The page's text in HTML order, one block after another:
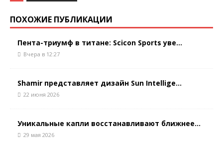
ПОХОЖИЕ ПУБЛИКАЦИИ
Пента-триумф в титане: Scicon Sports уве...
Вчера в 12:27
Shamir представляет дизайн Sun Intellige...
22 июня 2026
Уникальные капли восстанавливают ближнее...
29 мая 2026